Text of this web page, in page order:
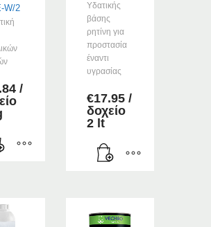
W/2
/
Υδατικής
βάσης
ρητίνη για
προστασία
έναντι
υγρασίας
€17.95 /
δοχείο
2 lt